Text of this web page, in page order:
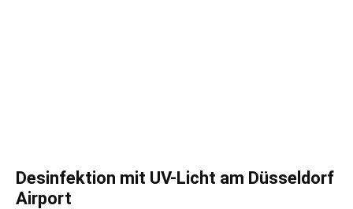
Desinfektion mit UV-Licht am Düsseldorf
Airport